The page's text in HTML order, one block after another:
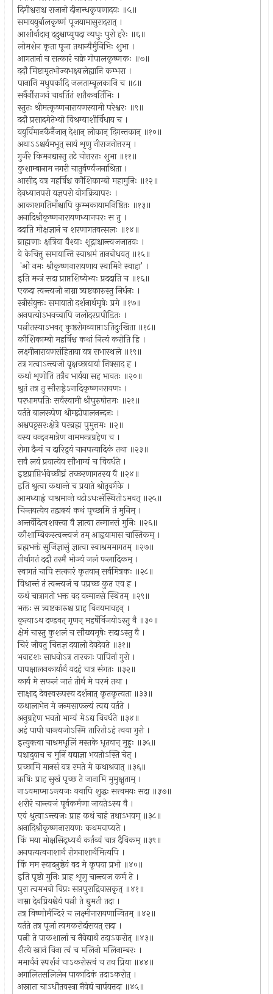
दिगीश्वराश्च राजानो दीनान्धकृपणादयः ॥५॥
समाययुर्बालकृष्णं पूजयामासुरादरात् ।
आशीर्वादान् ददुश्चाप्युपदा न्यधुः पुरो हरेः ॥६॥
लोमशेन कृता पूजा तथान्यैर्मुनिभिः शुभा ।
आगतानां च सत्कारं चक्रे गोपालकृष्णकः ॥७॥
ददौ मिष्टामृतभोज्यभक्ष्यलेह्यानि कम्भरा ।
पानानि मधुपर्कादि जलताम्बूलकानि च ॥८॥
सर्वैर्नीराजनं चावर्तितं शतैकवर्तिभिः ।
स्तुतः श्रीमत्कृष्णनारायणस्वामी परेश्वरः ॥९॥
ददौ प्रसादमेतेभ्यो विश्रम्याशीर्विधाय च ।
ययुर्विमानकैर्नैजान् देशान् लोकान् दिगन्तकान् ॥१०॥
अथाऽऽश्चर्यमभूत् सायं शृणु नीराजनोत्तरम् ।
गुर्जरे किमनद्यास्तु तटे चोत्तरतः शुभा ॥११॥
कुशाम्बानाम नगरी चातुर्वर्ण्यजनाश्रिता ।
आसीद् यत्र महर्षिश्च कौशिकाम्बो महामुनिः ॥१२॥
देवध्यानपरो यज्ञपरो योगक्रियापरः ।
आकाशगतिमाँश्चापि कुम्भकायामनिष्ठितः ॥१३॥
अनादिश्रीकृष्णनारायणध्यानपरः स तु ।
ददाति मोक्षज्ञानं च शरणागतवत्सलः ॥१४॥
ब्राह्मणाः क्षत्रिया वैश्याः शूद्राश्चान्त्यजजातयः ।
ये केचित्तु समायान्ति स्वाश्रमं तानबोधयत् ॥१५॥
'ओं नमः श्रीकृष्णनारायणाय स्वामिने स्वाहा' ।
इति मन्त्रं सदा प्राप्तशिष्येभ्यः प्रददाति च ॥१६॥
एकदा त्वन्त्यजो नाम्ना त्र्यष्टकारुस्तु निर्धनः ।
स्त्रीसंयुक्तः समायातो दर्शनार्थमृषेः प्रगे ॥१७॥
अनपत्योऽभवच्चापि जलोदरप्रपीडितः ।
पत्नीतस्याऽभवत् कुष्ठरोगव्याप्ताऽतिदुःखिता ॥१८॥
कौशिकाम्बो महर्षिश्च कथां नित्यं करोति हि ।
लक्ष्मीनारायणसंहिताया यत्र सभास्थले ॥१९॥
तत्र गत्वाऽन्त्यजो वृक्षच्छायायां निषसाद ह ।
कथां शृणोति तत्रैव भार्यया सह भावतः ॥२०॥
श्रुतं तत्र तु सौराष्ट्रेऽनादिकृष्णनरायणः ।
परधामपतिः सर्वस्वामी श्रीपुरुषोत्तमः ॥२१॥
वर्तते बालरूपेण श्रीमद्गोपालनन्दनः ।
अश्वपट्टसरःक्षेत्रे परब्रह्म पुमुत्तमः ॥२॥
यस्य वन्दनमात्रेण नाममन्त्रग्रहेण च ।
रोगा दैन्यं च दारिद्र्यं चानपत्यादिकं तथा ॥२३॥
सर्वं लयं प्रयात्येव सौभाग्यं च विवर्धते ।
इष्टप्राप्तिर्भवेच्छीघ्रं तच्छरणागतस्य वै ॥२४॥
इति श्रुत्वा कथान्ते च प्रयाते श्रोतृवर्गके ।
आमध्याह्नं चाश्रमान्ते वटोऽधःसंस्थितोऽभवत् ॥२५॥
चिन्तयत्येव तद्वाक्यं कथं पृच्छामि तं मुनिम् ।
अन्तर्वेदित्वशक्त्या वै ज्ञात्वा तन्मानसं मुनिः ॥२६॥
कौशाम्बिकस्त्वन्त्यजं तम् आह्वयामास चास्तिकम् ।
ब्रह्मभक्तं सुजिज्ञासुं ज्ञात्वा स्वाश्रममागतम् ॥२७॥
तीर्थागतं ददौ तस्मै भोज्यं जलं फलादिकम् ।
स्वागतं चापि सत्कारं कृतवान् सर्वमित्रकः ॥२८॥
विश्रान्तं तं त्वन्त्यजं च पप्रच्छ कुत एव ह ।
कथं चात्रागतो भक्त वद यन्मानसे स्थितम् ॥२९॥
भक्तः स त्र्यष्टकारुश्च प्राह विनयमावहन् ।
कृत्वाऽथ दण्डवत् गृणन् महर्षेर्विजयोऽस्तु वै ॥३०॥
क्षेमं चास्तु कुशलं च सौख्यमृषेः सदाऽस्तु वै ।
चिरं जीवतु चित्तज्ञ दयालो देवदेवते ॥३१॥
भवादृशः साधवोऽत्र तारकाः पापिनां गुरो ।
पापक्षालनकार्यार्थं यदहं चात्र संगतः ॥३२॥
कार्यं मे सफलं जातं तीर्थं मे परमं तथा ।
साक्षाद् देवस्वरूपस्य दर्शनात् कृतकृत्यता ॥३३॥
कथालाभेन मे जन्मसाफल्यं त्वद्य वर्तते ।
अनुग्रहेण भवतो भाग्यं मेऽद्य विवर्धते ॥३४॥
अहं पापी चान्त्यजोऽस्मि तारितोऽहं त्वया गुरो ।
इत्युक्त्वा चाश्रमधूलिं मस्तके धृतवान् मुहुः ॥३५॥
पश्चादुवाच च मुनिं यद्याज्ञा भवतोऽस्ति चेत् ।
प्रच्छामि मानसं यत्र रमते मे कथाश्रवात् ॥३६॥
ऋषिः प्राह सुखं पृच्छ ते जानामि मुमुक्षुताम् ।
नाऽयमाप्माऽन्त्यजः क्वापि शुद्धः सत्त्वमयः सदा ॥३७॥
शरीरं चान्त्यजं पूर्वकर्मणा जायतेऽस्य वै ।
एवं श्रुत्वाऽन्त्यजः प्राह कथं चाहं तथाऽभवम् ॥३८॥
अनादिश्रीकृष्णनारायणः कथमवाप्यते ।
किं मया मोक्षसिद्ध्यर्थं कर्तव्यं चात्र दैविकम् ॥३९॥
अनपत्यत्वनाशार्थं रोगनाशार्थमित्यपि ।
किं मम स्यादनुष्ठेयं वद मे कृपया प्रभो ॥४०॥
इति पृष्ठो मुनिः प्राह शृणु चान्त्यज कर्म ते ।
पुरा त्वमभवो विप्रः सप्तपुराद्रिवासकृत् ॥४१॥
नाम्ना देवप्रियश्चेयं पत्नी ते द्युमती तदा ।
तत्र विष्णोर्मन्दिरं च लक्ष्मीनारायणान्वितम् ॥४२॥
वर्तते तत्र पूजां त्वमकरोर्दासवत् सदा ।
पत्नी ते पाकशालां च नैवेद्यार्थं तदाऽकरोत् ॥४३॥
शैत्ये स्नानं विना त्वं च मलिनो मलिनाम्बरः ।
ममार्चनं स्पर्शनं चाऽकरोस्त्वं च तव प्रिया ॥४४॥
अगालितसलिलेन पाकादिकं तदाऽकरोत् ।
अस्नाता चाऽधौतवस्त्रा नैवेद्यं चार्पयत्तदा ॥४५॥